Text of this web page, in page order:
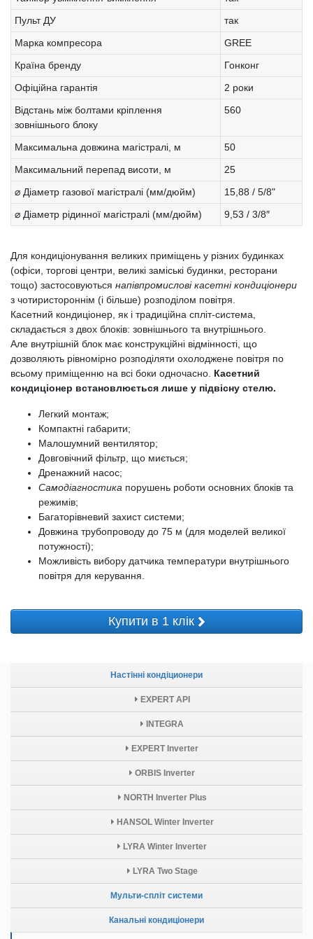
Настінні кондіционери
EXPERT API
INTEGRA
EXPERT Inverter
ORBIS Inverter
NORTH Inverter Plus
HANSOL Winter Inverter
LYRA Winter Inverter
LYRA Two Stage
Мульти-спліт системи
Канальні кондиціонери
Пульт ДУ
так
Марка компресора
GREE
Країна бренду
Гонконг
Офіційна гарантія
2 роки
Відстань між болтами кріплення
зовнішнього блоку
560
Максимальна довжина магістралі, м
50
Максимальний перепад висоти, м
25
⌀ Діаметр газової магістралі (мм/дюйм)
15,88 / 5/8"
⌀ Діаметр рідинної магістралі (мм/дюйм)
9,53 / 3/8″
Для кондиціонування великих приміщень у різних будинках
(офіси, торгові центри, великі заміські будинки, ресторани
тощо) застосовуються напівпромислові касетні кондиціонери
з чотиристороннім (і більше) розподілом повітря.
Касетний кондиціонер, як і традиційна спліт-система,
складається з двох блоків: зовнішнього та внутрішнього.
Але внутрішній блок має конструкційні відмінності, що
дозволяють рівномірно розподіляти охолоджене повітря по
всьому приміщенню на всі боки одночасно. Касетний
кондиціонер встановлюється лише у підвісну стелю.
Легкий монтаж;
Компактні габарити;
Малошумний вентилятор;
Довговічний фільтр, що миється;
Дренажний насос;
Самодіагностика порушень роботи основних блоків та
режимів;
Багаторівневий захист системи;
Довжина трубопроводу до 75 м (для моделей великої
потужності);
Можливість вибору датчика температури внутрішнього
повітря для керування.
Купити в 1 клік